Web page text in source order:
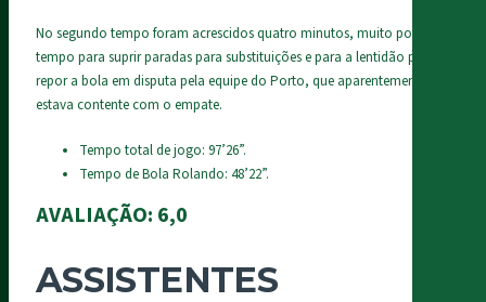
No segundo tempo foram acrescidos quatro minutos, muito pouco
tempo para suprir paradas para substituições e para a lentidão para
repor a bola em disputa pela equipe do Porto, que aparentemente
estava contente com o empate.
Tempo total de jogo: 97’26”.
Tempo de Bola Rolando: 48’22”.
AVALIAÇÃO: 6,0
ASSISTENTES